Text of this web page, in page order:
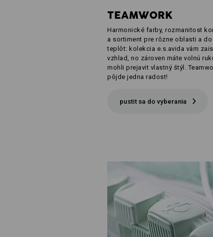
TEAMWORK
Harmonické farby, rozmanitost
a sortiment pre rôzne oblasti a do
teplôt: kolekcia e.s.avida vám
vzhlad, no zároven máte volnú
mohli prejavit vlastný štýl.
pôjde jedna radost!
pustit sa do vyberania